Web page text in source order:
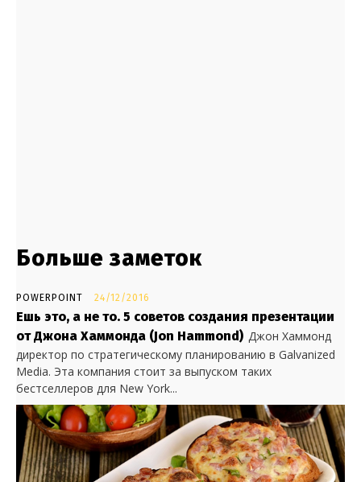
Больше заметок
POWERPOINT 24/12/2016
Ешь это, а не то. 5 советов создания презентации
от Джона Хаммонда (Jon Hammond) Джон Хаммонд
директор по стратегическому планированию в Galvanized
Media. Эта компания стоит за выпуском таких
бестселлеров для New York...